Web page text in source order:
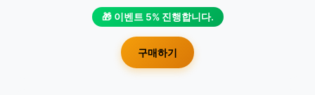
🎁 이벤트 5% 진행합니다.
구매하기